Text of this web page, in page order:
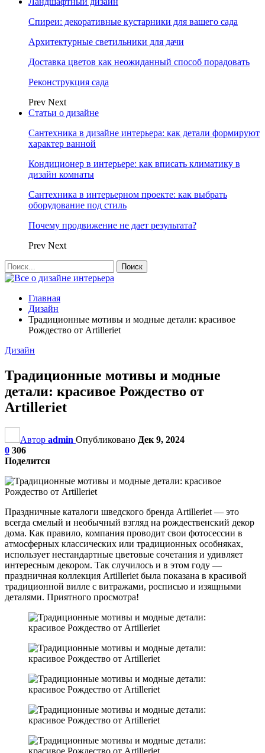
Спиреи: декоративные кустарники для вашего сада
Архитектурные светильники для дачи
Доставка цветов как неожиданный способ порадовать
Реконструкция сада
Prev Next
Статьи о дизайне
Сантехника в дизайне интерьера: как детали формируют
характер ванной
Кондиционер в интерьере: как вписать климатику в
дизайн комнаты
Сантехника в интерьерном проекте: как выбрать
оборудование под стиль
Почему продвижение не дает результата?
Prev Next
Главная
Дизайн
Традиционные мотивы и модные детали: красивое
Рождество от Artilleriet
Дизайн
Традиционные мотивы и модные
детали: красивое Рождество от
Artilleriet
Автор admin Опубликовано Дек 9, 2024
0 306
Поделится
Праздничные каталоги шведского бренда Artilleriet — это
всегда смелый и необычный взгляд на рождественский декор
дома. Как правило, компания проводит свои фотосессии в
атмосферных классических или традиционных особняках,
использует нестандартные цветовые сочетания и удивляет
интересным декором. Так случилось и в этом году —
праздничная коллекция Artilleriet была показана в красивой
традиционной вилле с витражами, росписью и изящными
деталями. Приятного просмотра!